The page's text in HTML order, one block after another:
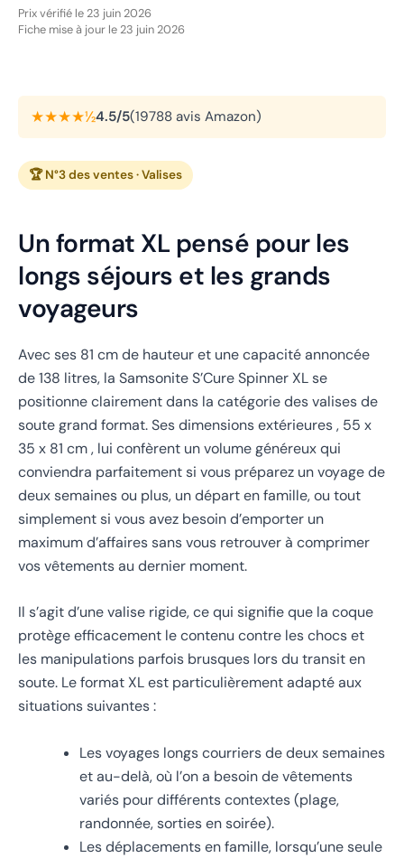
Prix vérifié le 23 juin 2026
Fiche mise à jour le 23 juin 2026
★★★★½4.5/5(19788 avis Amazon)
🏆 N°3 des ventes · Valises
Un format XL pensé pour les
longs séjours et les grands
voyageurs
Avec ses 81 cm de hauteur et une capacité annoncée
de 138 litres, la Samsonite S’Cure Spinner XL se
positionne clairement dans la catégorie des valises de
soute grand format. Ses dimensions extérieures , 55 x
35 x 81 cm , lui confèrent un volume généreux qui
conviendra parfaitement si vous préparez un voyage de
deux semaines ou plus, un départ en famille, ou tout
simplement si vous avez besoin d’emporter un
maximum d’affaires sans vous retrouver à comprimer
vos vêtements au dernier moment.
Il s’agit d’une valise rigide, ce qui signifie que la coque
protège efficacement le contenu contre les chocs et
les manipulations parfois brusques lors du transit en
soute. Le format XL est particulièrement adapté aux
situations suivantes :
Les voyages longs courriers de deux semaines
et au-delà, où l’on a besoin de vêtements
variés pour différents contextes (plage,
randonnée, sorties en soirée).
Les déplacements en famille, lorsqu’une seule